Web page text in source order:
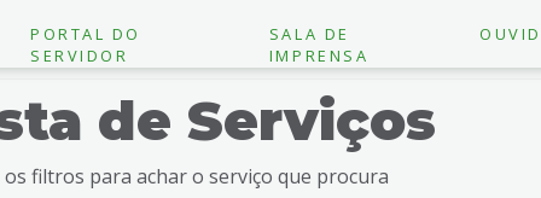
PORTAL DO
SERVIDOR
SALA DE
IMPRENSA
de Serviços
os filtros para achar o serviço que procura